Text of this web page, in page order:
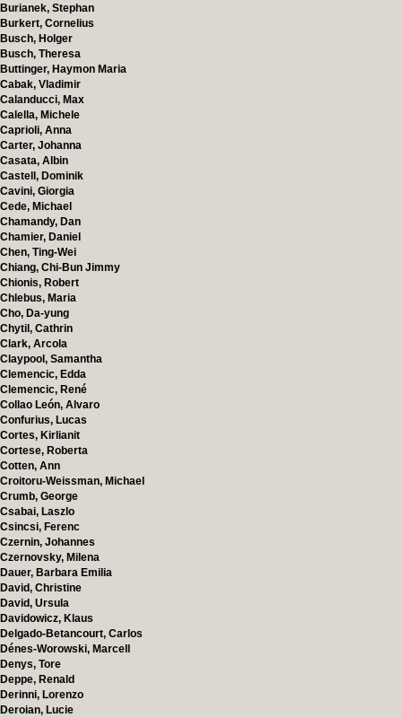
Burianek, Stephan
Burkert, Cornelius
Busch, Holger
Busch, Theresa
Buttinger, Haymon Maria
Cabak, Vladimir
Calanducci, Max
Calella, Michele
Caprioli, Anna
Carter, Johanna
Casata, Albin
Castell, Dominik
Cavini, Giorgia
Cede, Michael
Chamandy, Dan
Chamier, Daniel
Chen, Ting-Wei
Chiang, Chi-Bun Jimmy
Chionis, Robert
Chlebus, Maria
Cho, Da-yung
Chytil, Cathrin
Clark, Arcola
Claypool, Samantha
Clemencic, Edda
Clemencic, René
Collao León, Alvaro
Confurius, Lucas
Cortes, Kirlianit
Cortese, Roberta
Cotten, Ann
Croitoru-Weissman, Michael
Crumb, George
Csabai, Laszlo
Csincsi, Ferenc
Czernin, Johannes
Czernovsky, Milena
Dauer, Barbara Emilia
David, Christine
David, Ursula
Davidowicz, Klaus
Delgado-Betancourt, Carlos
Dénes-Worowski, Marcell
Denys, Tore
Deppe, Renald
Derinni, Lorenzo
Deroian, Lucie